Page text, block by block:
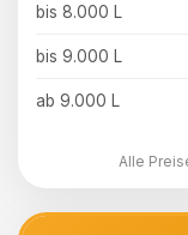
bis 8.000 L
bis 9.000 L
ab 9.000 L
Alle